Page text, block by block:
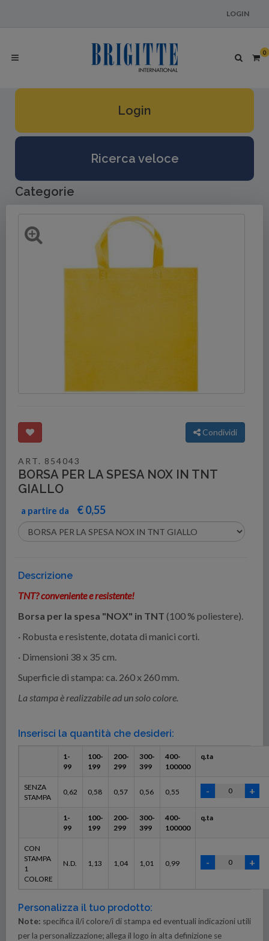
LOGIN
0
Login
Ricerca veloce
Categorie
Condividi
ART. 854043
BORSA PER LA SPESA NOX IN TNT
GIALLO
a partire da € 0,55
Descrizione
TNT? conveniente e resistente!
Borsa per la spesa "NOX" in TNT (100 % poliestere).
· Robusta e resistente, dotata di manici corti.
· Dimensioni 38 x 35 cm.
Superficie di stampa: ca. 260 x 260 mm.
La stampa è realizzabile ad un solo colore.
Inserisci la quantità che desideri:
1-
99
100-
199
200-
299
300-
399
400-
100000
q.ta
SENZA
STAMPA
0,62 0,58 0,57 0,56 0,55
1-
99
100-
199
200-
299
300-
399
400-
100000
q.ta
CON
STAMPA
1
COLORE
N.D. 1,13 1,04 1,01 0,99
Personalizza il tuo prodotto:
Note: specifica il/i colore/i di stampa ed eventuali indicazioni utili
per la personalizzazione; allega il logo in alta definizione se